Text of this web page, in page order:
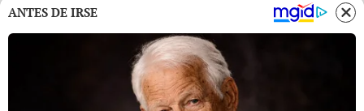
ANTES DE IRSE